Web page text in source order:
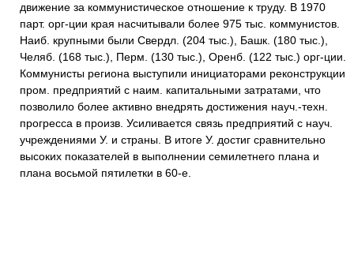
движение за коммунистическое отношение к труду. В 1970
парт. орг-ции края насчитывали более 975 тыс. коммунистов.
Наиб. крупными были Свердл. (204 тыс.), Башк. (180 тыс.),
Челяб. (168 тыс.), Перм. (130 тыс.), Оренб. (122 тыс.) орг-ции.
Коммунисты региона выступили инициаторами реконструкции
пром. предприятий с наим. капитальными затратами, что
позволило более активно внедрять достижения науч.-техн.
прогресса в произв. Усиливается связь предприятий с науч.
учреждениями У. и страны. В итоге У. достиг сравнительно
высоких показателей в выполнении семилетнего плана и
плана восьмой пятилетки в 60-е.